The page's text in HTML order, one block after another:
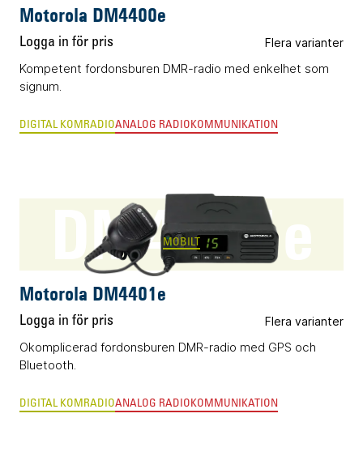
Motorola DM4400e
Logga in för pris Flera varianter
Kompetent fordonsburen DMR-radio med enkelhet som
signum.
DIGITAL KOMRADIOANALOG RADIOKOMMUNIKATION
DM4401e
MOBILT
Motorola DM4401e
Logga in för pris Flera varianter
Okomplicerad fordonsburen DMR-radio med GPS och
Bluetooth.
DIGITAL KOMRADIOANALOG RADIOKOMMUNIKATION